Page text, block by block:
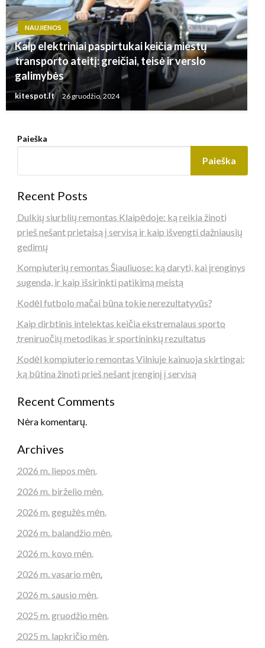
NAUJIENOS
Kaip elektriniai paspirtukai keičia miestų
transporto ateitį: greičiai, teisė ir verslo
galimybės
kitespot.lt 26 gruodžio, 2024
Paieška
Paieška
Recent Posts
Dulkių siurblių remontas Klaipėdoje: ką reikia žinoti
prieš nešant prietaisą į servisą ir kaip išvengti dažniausių
gedimų
Kompiuterių remontas Šiauliuose: ką daryti, kai įrenginys
sugenda, ir kaip išsirinkti patikimą meistą
Kodėl futbolo mačai būna tokie nerezultatyvūs?
Kaip dirbtinis intelektas keičia ekstremalaus sporto
treniruočių metodikas ir sportininkų rezultatus
Kodėl kompiuterio remontas Vilniuje kainuoja skirtingai:
ką būtina žinoti prieš nešant įrenginį į servisą
Recent Comments
Nėra komentarų.
Archives
2026 m. liepos mėn.
2026 m. birželio mėn.
2026 m. gegužės mėn.
2026 m. balandžio mėn.
2026 m. kovo mėn.
2026 m. vasario mėn.
2026 m. sausio mėn.
2025 m. gruodžio mėn.
2025 m. lapkričio mėn.